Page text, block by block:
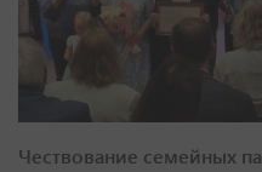
Чествование семейных